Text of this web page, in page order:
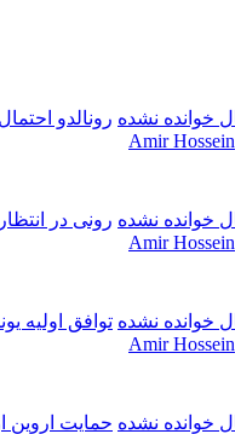
رونالدو
Amir Hossein
رونی در
Amir Hossein
توافق اولیه
Amir Hossein
حمایت اروین